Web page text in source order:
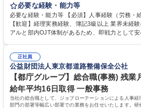
をお任せします。 労務と総務の業務をバランス
度改定などのコア業務にも挑戦できる、やりがいある
理、給与計算、社会保険手続き、年末調整等の
き、社内規定の改定や人事制度改定などのコア
は部内のOJTを中心に、あなたの経験に合わせ
でも質問・相談できる環境が整っているため、安
集職種 【森ビルG】人事・総務◆賞与5ヶ月◆
リモート可
必要な経験・能力等
必要な経験・能力等 【必須】人事経験（労務・
【歓迎】経理実務経験、簿記3級以上 業界未経
アルと部内OJT体制があるため、即戦力として安
ます。定型業務に留まらず、社内規定や人事制
務に挑戦できるため、自身の成長と組織への貢
きます。 残業少なめ、週1日リモート可など、ワ
ち長期活躍できる環境です。 「これまでの幅広
キャリアを築きたい」という前向きな意欲と挑戦
歴・資格 学歴：大学院 大学 高専 短大 専修学校
簿記検定1級 日商簿記検定2級 日商簿記検定3級
正社員
公益財団法人東京都道路整備保全公社
【都庁グループ】総合職(事務) 残業
給年平均16日取得 一般事務
当社の総合職として、ジョブローテーションによる人事経
部門の部署等幅広い部署での業務をお任せいたします。研